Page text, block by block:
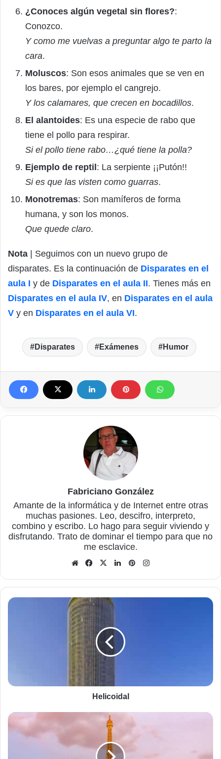
¿Conoces algún vegetal sin flores?:
Conozco.
Y como me vuelvas a preguntar algo te parto la
cara.
Moluscos: Son esos animales que se ven en
los bares, por ejemplo el cangrejo.
Y los calamares, que crecen en bocadillos.
El alantoides: Es una especie de rabo que
tiene el pollo para respirar.
Si el pollo tiene rabo…¿qué tiene la polla?
Ejemplo de reptil: La serpiente ¡¡Putón!!
Si es que las visten como guarras.
Monotremas: Son mamíferos de forma
humana, y son los monos.
Que quede claro.
Nota | Seguimos con un nuevo grupo de
disparates. Es la continuación de Disparates en el
aula I y de Disparates en el aula II. Tienes más en
Disparates en el aula IV, en Disparates en el aula
V y en Disparates en el aula VI.
Disparates Exámenes Humor
Fabriciano González
Amante de la informática y de Internet entre otras
muchas pasiones. Leo, descifro, interpreto,
combino y escribo. Lo hago para seguir viviendo y
disfrutando. Trato de dominar el tiempo para que no
me esclavice.
Sitio
Facebook
X LinkedInPinterest
Helicoidal
Helicoidal
Viaje
a
París